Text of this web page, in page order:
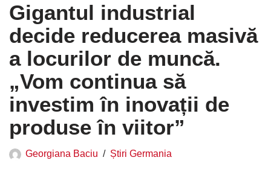
Gigantul industrial
decide reducerea masivă
a locurilor de muncă.
„Vom continua să
investim în inovații de
produse în viitor”
Georgiana Baciu Știri Germania